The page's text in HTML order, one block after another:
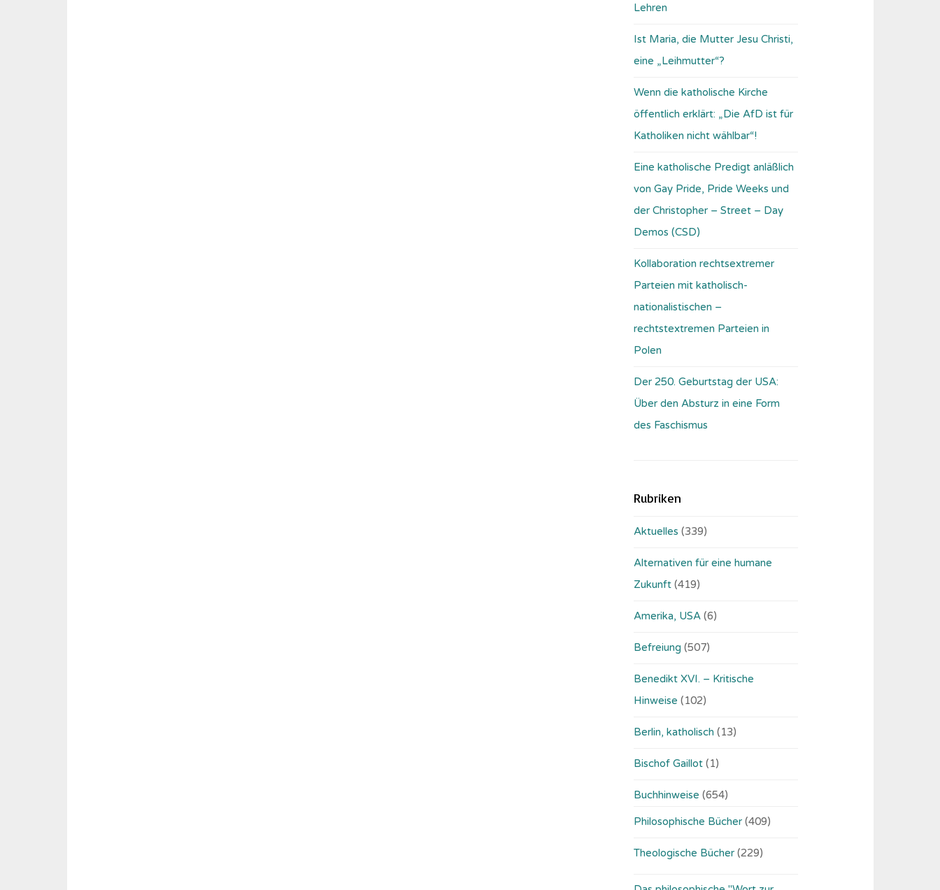
Lehren
Ist Maria, die Mutter Jesu Christi,
eine „Leihmutter“?
Wenn die katholische Kirche
öffentlich erklärt: „Die AfD ist für
Katholiken nicht wählbar“!
Eine katholische Predigt anläßlich
von Gay Pride, Pride Weeks und
der Christopher – Street – Day
Demos (CSD)
Kollaboration rechtsextremer
Parteien mit katholisch-
nationalistischen –
rechtstextremen Parteien in
Polen
Der 250. Geburtstag der USA:
Über den Absturz in eine Form
des Faschismus
Rubriken
Aktuelles (339)
Alternativen für eine humane
Zukunft (419)
Amerika, USA (6)
Befreiung (507)
Benedikt XVI. – Kritische
Hinweise (102)
Berlin, katholisch (13)
Bischof Gaillot (1)
Buchhinweise (654)
Philosophische Bücher (409)
Theologische Bücher (229)